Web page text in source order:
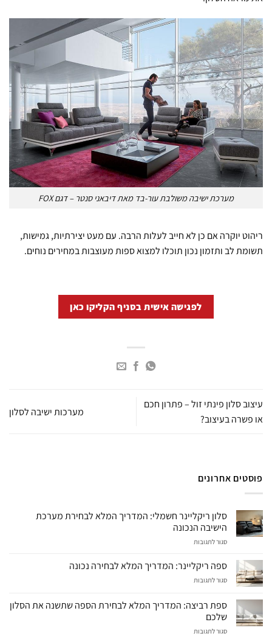
מערכת ישיבה משולבת עור-בד מאת דיבאני סנטר – דגם FOX
ריהוט יוקרה אם כן לא חייב לעלות הרבה. עם מעט יצירתיות, גמישות,
תשומת לב ותזמון נכון תוכלו למצוא ספות מעוצבות במחירים נוחים.
לפגישה אישית בסניף הקליקו כאן
עיצוב סלון פינתי זול – פתרון חכם
או פשרה בעיצוב?
מערכות ישיבה לסלון
פוסטים אחרונים
סלון ריקליינר חשמלי: המדריך המלא לבחירת מערכת
הישיבה הנכונה
סגור לתגובות
ריקליינר
חשמלי:
המדריך
לבחירת
הנכונה
ספה ריקליינר: המדריך המלא לבחירה נכונה
סגור לתגובות
המדריך
לבחירה
ספת רביצה: המדריך המלא לבחירת הספה שתשנה את הסלון
שלכם
סגור לתגובות